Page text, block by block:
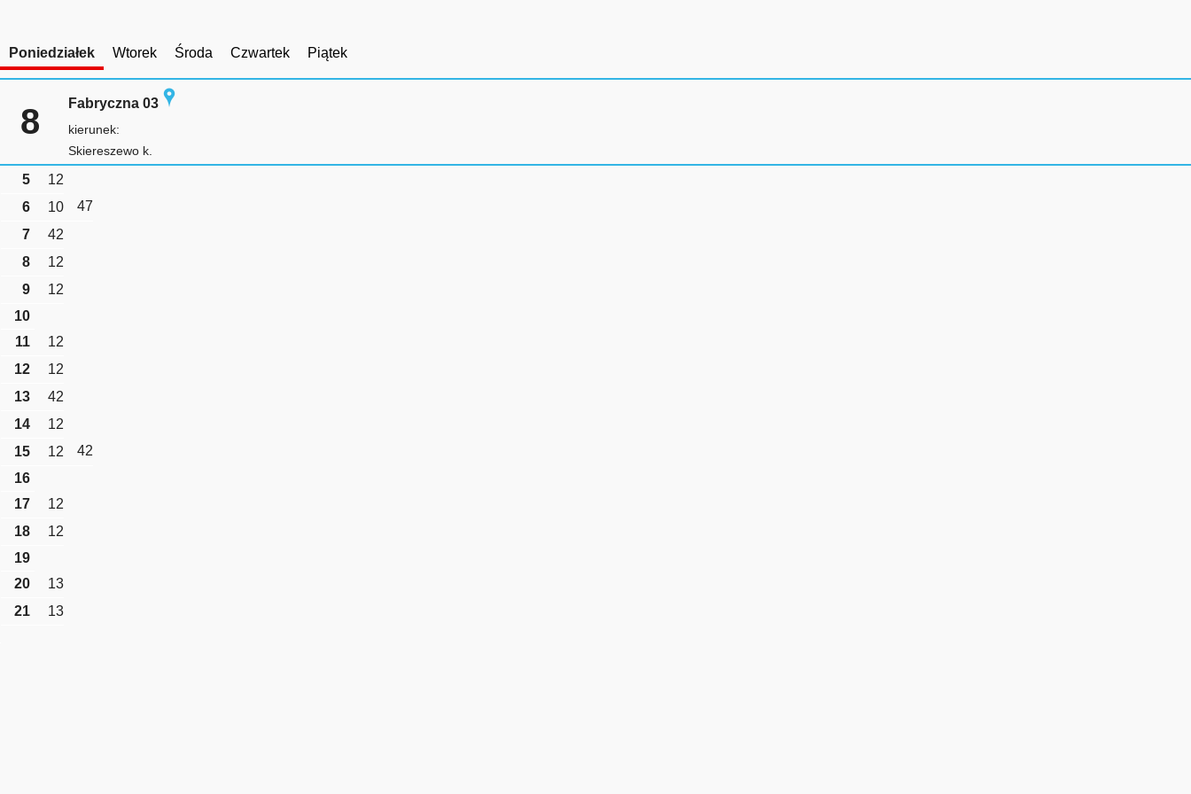
Poniedziałek Wtorek Środa Czwartek Piątek
8 Fabryczna 03
kierunek:
Skiereszewo k.
5
12
6
10
47
7
42
8
12
9
12
10
11
12
12
12
13
42
14
12
15
12
42
16
17
12
18
12
19
20
13
21
13